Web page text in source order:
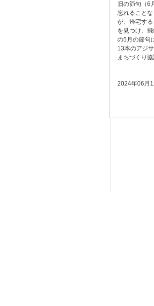
旧の節句（
忘れること
が、帰宅す
を見つけ、
の5月の節句
13本のアジ
まちづくり
2024年06月